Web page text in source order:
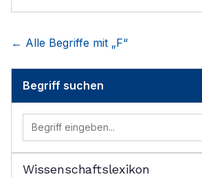
← Alle Begriffe mit „F“
Begriff suchen
Wissenschaftslexikon